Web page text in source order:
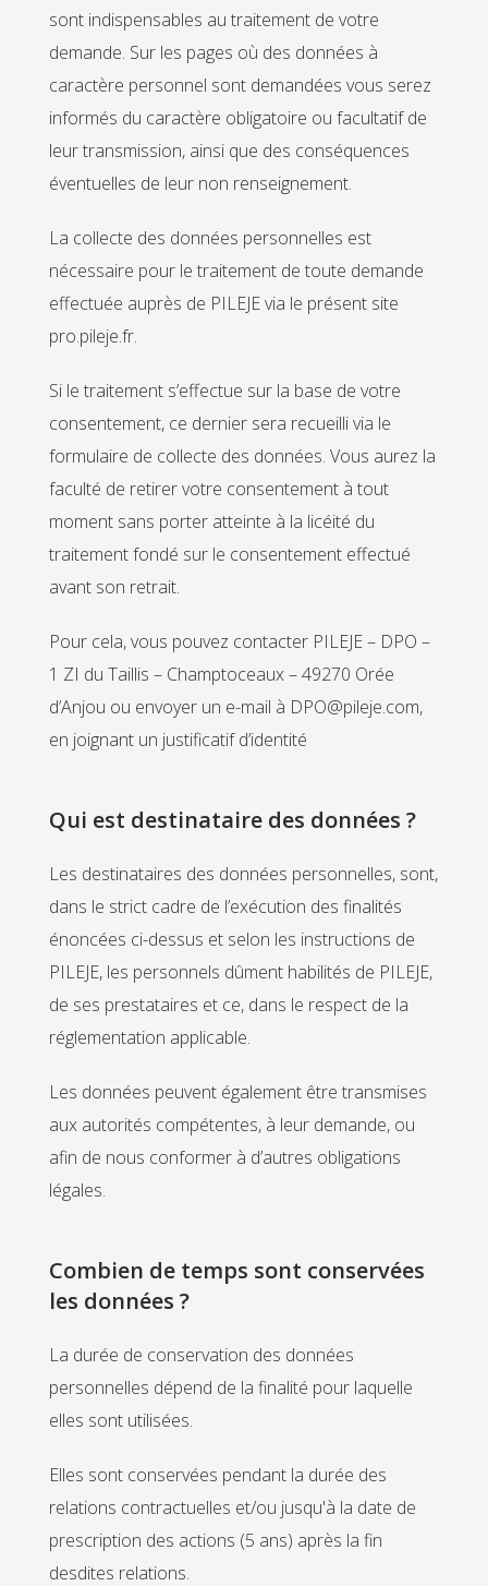
sont indispensables au traitement de votre
demande. Sur les pages où des données à
caractère personnel sont demandées vous serez
informés du caractère obligatoire ou facultatif de
leur transmission, ainsi que des conséquences
éventuelles de leur non renseignement.
La collecte des données personnelles est
nécessaire pour le traitement de toute demande
effectuée auprès de PILEJE via le présent site
pro.pileje.fr.
Si le traitement s’effectue sur la base de votre
consentement, ce dernier sera recueilli via le
formulaire de collecte des données. Vous aurez la
faculté de retirer votre consentement à tout
moment sans porter atteinte à la licéité du
traitement fondé sur le consentement effectué
avant son retrait.
Pour cela, vous pouvez contacter PILEJE – DPO –
1 ZI du Taillis – Champtoceaux – 49270 Orée
d’Anjou ou envoyer un e-mail à DPO@pileje.com,
en joignant un justificatif d’identité
Qui est destinataire des données ?
Les destinataires des données personnelles, sont,
dans le strict cadre de l’exécution des finalités
énoncées ci-dessus et selon les instructions de
PILEJE, les personnels dûment habilités de PILEJE,
de ses prestataires et ce, dans le respect de la
réglementation applicable.
Les données peuvent également être transmises
aux autorités compétentes, à leur demande, ou
afin de nous conformer à d’autres obligations
légales.
Combien de temps sont conservées
les données ?
La durée de conservation des données
personnelles dépend de la finalité pour laquelle
elles sont utilisées.
Elles sont conservées pendant la durée des
relations contractuelles et/ou jusqu'à la date de
prescription des actions (5 ans) après la fin
desdites relations.